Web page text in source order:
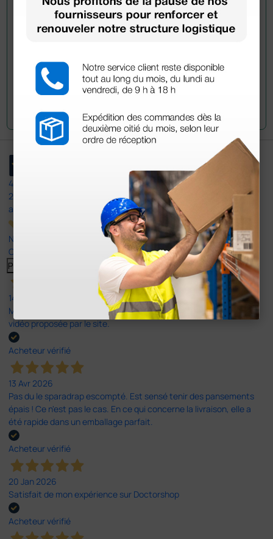
4,5
23
avis
Nos avis 4 et 5 étoiles.
Cliquez ici pour tous les lire >
Previous
14 Avr 2026
Mon article reçu est conforme à la description texte, image et
vidéo proposée par le site.
Acheteur vérifié
13 Avr 2026
Pas du le sparadrap escompté. Est sensé tenir des pansements
épais ! Ce n'est pas le cas. En ce qui concerne la livraison, elle a
été rapide dans un emballage parfait.
Acheteur vérifié
20 Jan 2026
Satisfait de mon expérience sur Doctorshop
Acheteur vérifié